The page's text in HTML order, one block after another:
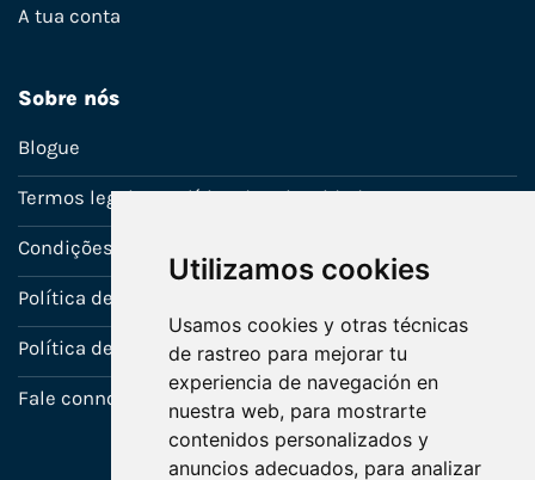
Utilizamos cookies
Usamos cookies y otras técnicas
de rastreo para mejorar tu
experiencia de navegación en
nuestra web, para mostrarte
contenidos personalizados y
anuncios adecuados, para analizar
A tua conta
Sobre nós
Blogue
Termos legais e política de privacidade
Condições de venda
Política de Garantia
Política de utilização de cookies
Fale connosco